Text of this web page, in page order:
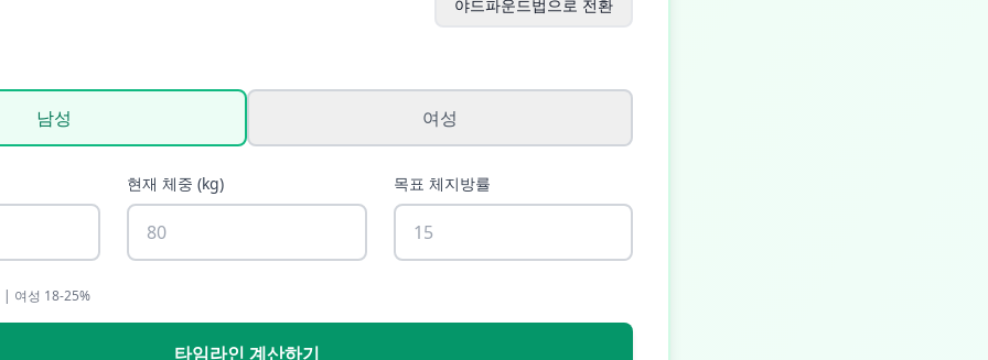
야드파운드법으로 전환
남성 여성
현재 체중 (kg) 목표 체지방률
| 여성 18-25%
타임라인 계산하기